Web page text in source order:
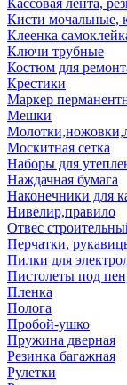
Кассовая лента,
Кисти мочальные,
Клеенка
Ключи трубные
Костюм для
Крестики
Маркер
Мешки
Москитная сетка
Наборы для
Наждачная бумага
Наконечники для
Нивелир,правило
Отвес
Перчатки,
Пилки для
Пистолеты под
Пленка
Полога
Пробой-ушко
Пружина дверная
Резинка багажная
Рулетки